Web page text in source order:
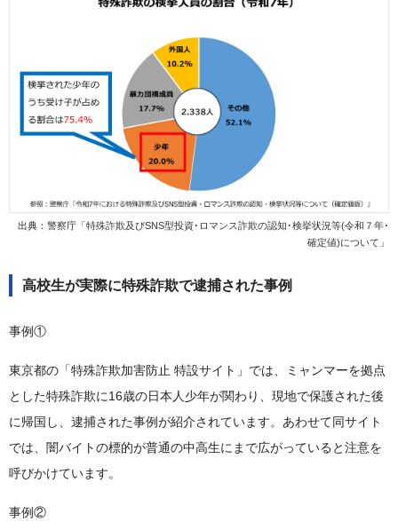
出典： 警察庁「特殊詐欺及びSNS型投資･ロマンス詐欺の認知･検挙状況等(令和７年･
確定値)について」
高校生が実際に特殊詐欺で逮捕された事例
事例①
東京都の「特殊詐欺加害防止 特設サイト」では、ミャンマーを拠点
とした特殊詐欺に16歳の日本人少年が関わり、現地で保護された後
に帰国し、逮捕された事例が紹介されています。あわせて同サイト
では、闇バイトの標的が普通の中高生にまで広がっていると注意を
呼びかけています。
事例②